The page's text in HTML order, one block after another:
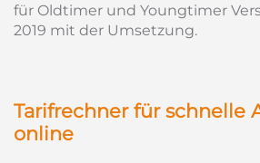
für Oldtimer und Youngtimer
2019 mit der Umsetzung.
Tarifrechner für schnelle
online